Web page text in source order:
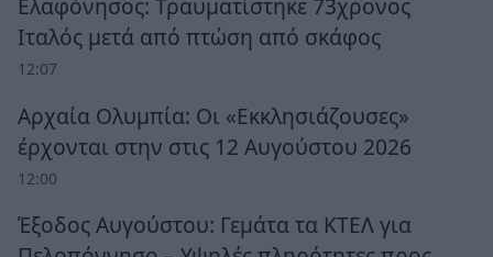
Ιταλός μετά από πτώση από σκάφος
12:07
Αρχαία Ολυμπία: Οι «Εκκλησιάζουσες»
έρχονται στην στις 12 Αυγούστου 2026
12:00
Έξοδος Αυγούστου: Γεμάτα τα ΚΤΕΛ για